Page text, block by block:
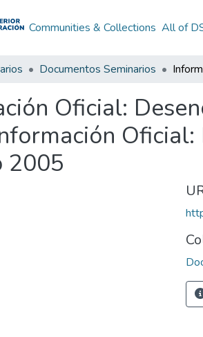
Communities & Collections All of
Documentos Seminarios
Oficial:
2005